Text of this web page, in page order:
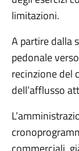
limitazioni.
A partire dalla
pedonale
recinzione del
dell’afflusso